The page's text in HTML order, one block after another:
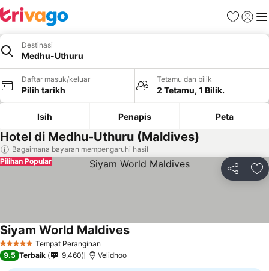
Kegemaran
Daftar
Destinasi
Medhu-Uthuru
Daftar masuk/keluar
Pilih tarikh
Tetamu dan bilik
2 Tetamu, 1 Bilik.
Isih Penapis Peta
Hotel di Medhu-Uthuru (Maldives)
Bagaimana bayaran mempengaruhi hasil
Kongsi
Pilihan Popular
5 Bintang Tempat Peranginan
Siyam World Maldives
9.5 Terbaik 9,460 Velidhoo